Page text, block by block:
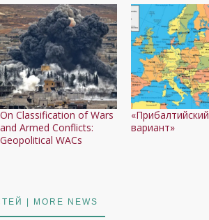
On Classification of Wars
and Armed Conflicts:
Geopolitical WACs
«Прибалтийский
вариант»
| MORE NEWS